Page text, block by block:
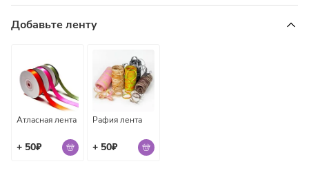
Подойдет как для любимой женщины, так и для мамы,
подруги, сестры или коллеги. 51 роза — это не только
яркие, теплые эмоции.
Добавьте ленту
Атласная лента
+ 50₽
Рафия лента
+ 50₽